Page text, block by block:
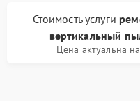
Стоимость услуги
вертикальный
Цена актуальна